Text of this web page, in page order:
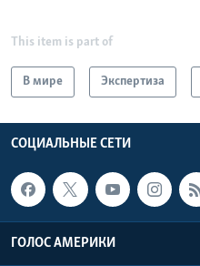
This item is part of
В мире Экспертиза
СОЦИАЛЬНЫЕ СЕТИ
ГОЛОС АМЕРИКИ